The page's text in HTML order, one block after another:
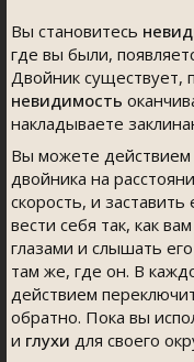
Вы становитесь
где вы были,
Двойник существует,
невидимость
накладываете
Вы можете действием
двойника на
скорость, и
вести себя так, как
глазами и слышать
там же, где он. В
действием
обратно. Пока вы
и глухи для своего